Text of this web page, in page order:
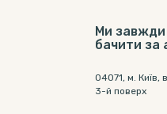
Ми завжди
бачити за
04071, м. Київ,
3-й поверх